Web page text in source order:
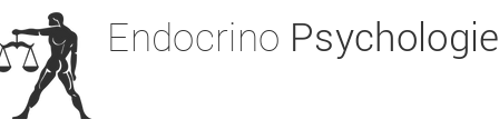
Endocrino Psychologie